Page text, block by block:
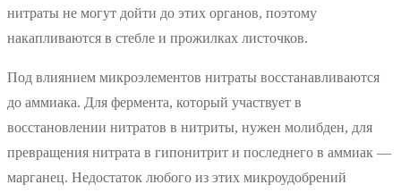
нитраты не могут дойти до этих органов, поэтому
накапливаются в стебле и прожилках листочков.
Под влиянием микроэлементов нитраты восстанавливаются
до аммиака. Для фермента, который участвует в
восстановлении нитратов в нитриты, нужен молибден, для
превращения нитрата в гипонитрит и последнего в аммиак —
марганец. Недостаток любого из этих микроудобрений